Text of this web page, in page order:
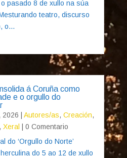
pasado 8 de xullo na súa
teatro, discurso
o...
á Coruña como
e o orgullo do
2026 Autores/as, Creación,
, Xeral
| 0 Comentario
do ‘Orgullo do Norte’
do 5 ao 12 de xullo